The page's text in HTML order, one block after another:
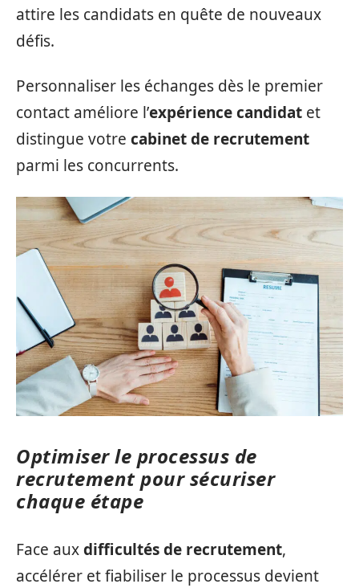
attire les candidats en quête de nouveaux
défis.
Personnaliser les échanges dès le premier
contact améliore l’expérience candidat et
distingue votre cabinet de recrutement
parmi les concurrents.
Optimiser le processus de
recrutement pour sécuriser
chaque étape
Face auxdifficultés de recrutement,
accélérer et fiabiliser le processus devient